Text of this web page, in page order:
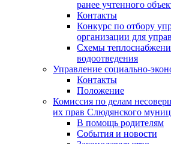
ранее учтенного
Контакты
Конкурс по отбору
организации для
Схемы
водоотведения
Управление социально-
Контакты
Положение
Комиссия по делам
их прав Слюдянского
В помощь родителям
События и новости